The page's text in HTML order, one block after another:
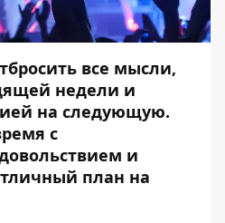
все мысли,
недели и
на следующую.
с
и
план на